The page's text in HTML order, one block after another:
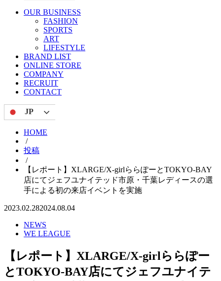
OUR BUSINESS
FASHION
SPORTS
ART
LIFESTYLE
BRAND LIST
ONLINE STORE
COMPANY
RECRUIT
CONTACT
JP
HOME
/
投稿
/
【レポート】XLARGE/X-girlららぽーとTOKYO-BAY
店にてジェフユナイテッド市原・千葉レディースの選
手による初の来店イベントを実施
2023.02.282024.08.04
NEWS
WE LEAGUE
【レポート】XLARGE/X-girlららぽー
とTOKYO-BAY店にてジェフユナイテ